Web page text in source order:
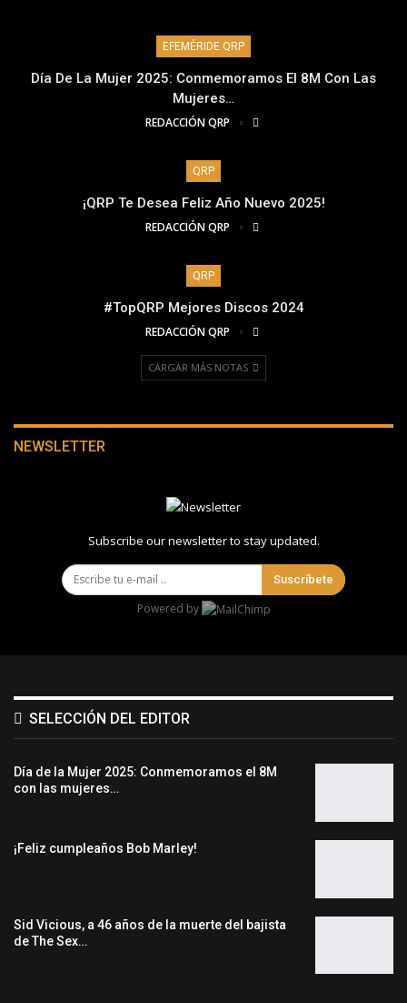
EFEMÉRIDE QRP
Día De La Mujer 2025: Conmemoramos El 8M Con Las
Mujeres…
REDACCIÓN QRP
QRP
¡QRP Te Desea Feliz Año Nuevo 2025!
REDACCIÓN QRP
QRP
#TopQRP Mejores Discos 2024
REDACCIÓN QRP
CARGAR MÁS NOTAS
NEWSLETTER
Subscribe our newsletter to stay updated.
Suscríbete
Powered by
SELECCIÓN DEL EDITOR
Día de la Mujer 2025: Conmemoramos el 8M
con las mujeres…
¡Feliz cumpleaños Bob Marley!
Sid Vicious, a 46 años de la muerte del bajista
de The Sex…